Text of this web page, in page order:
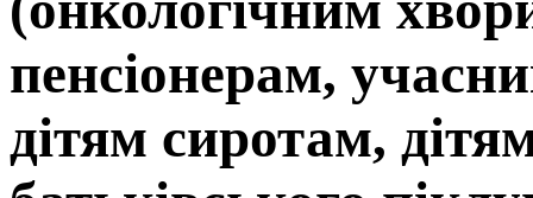
пенсіонерам,
дітям сиротам,